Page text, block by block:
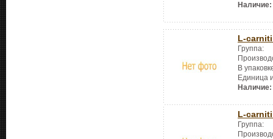
Наличие:
L-
Группа:
В
Единица
Наличие:
L-
Группа: